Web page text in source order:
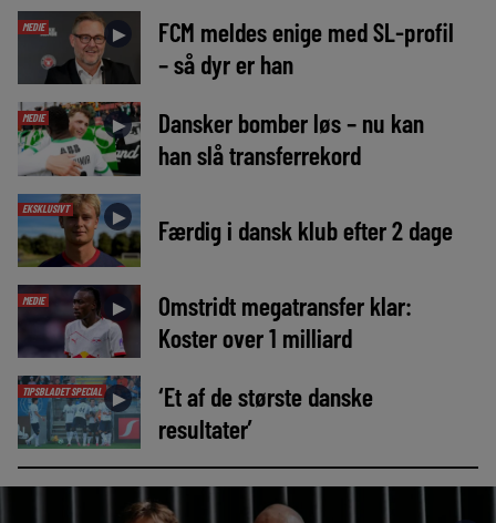
MEDIE ►
FCM meldes enige med SL-profil
– så dyr er han
MEDIE ►
Dansker bomber løs – nu kan
han slå transferrekord
EKSKLUSIVT ► Færdig i dansk klub efter 2 dage
MEDIE ►
Omstridt megatransfer klar:
Koster over 1 milliard
TIPSBLADET SPECIAL ►
‘Et af de største danske
resultater’